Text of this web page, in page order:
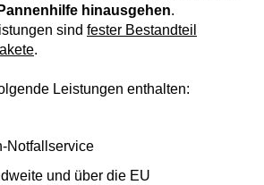
hinausgehen.
sind fester Bestandteil
.
Leistungen enthalten:
Notfallservice
und über die EU